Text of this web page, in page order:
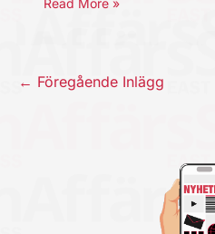
Read More »
← Föregående Inlägg